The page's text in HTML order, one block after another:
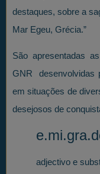
destaques, sobre a
Mar Egeu, Grécia.”
São apresentadas
GNR desenvolvidas
em situações de
desejosos de
adjectivo e